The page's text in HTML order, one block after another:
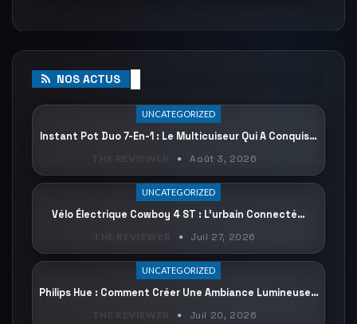
NOS ACTUS
UNCATEGORIZED
Instant Pot Duo 7-En-1 : Le Multicuiseur Qui A Conquis…
Août 3, 2026
UNCATEGORIZED
Vélo Électrique Cowboy 4 ST : L’urbain Connecté…
Juil 27, 2026
UNCATEGORIZED
Philips Hue : Comment Créer Une Ambiance Lumineuse…
Juil 20, 2026